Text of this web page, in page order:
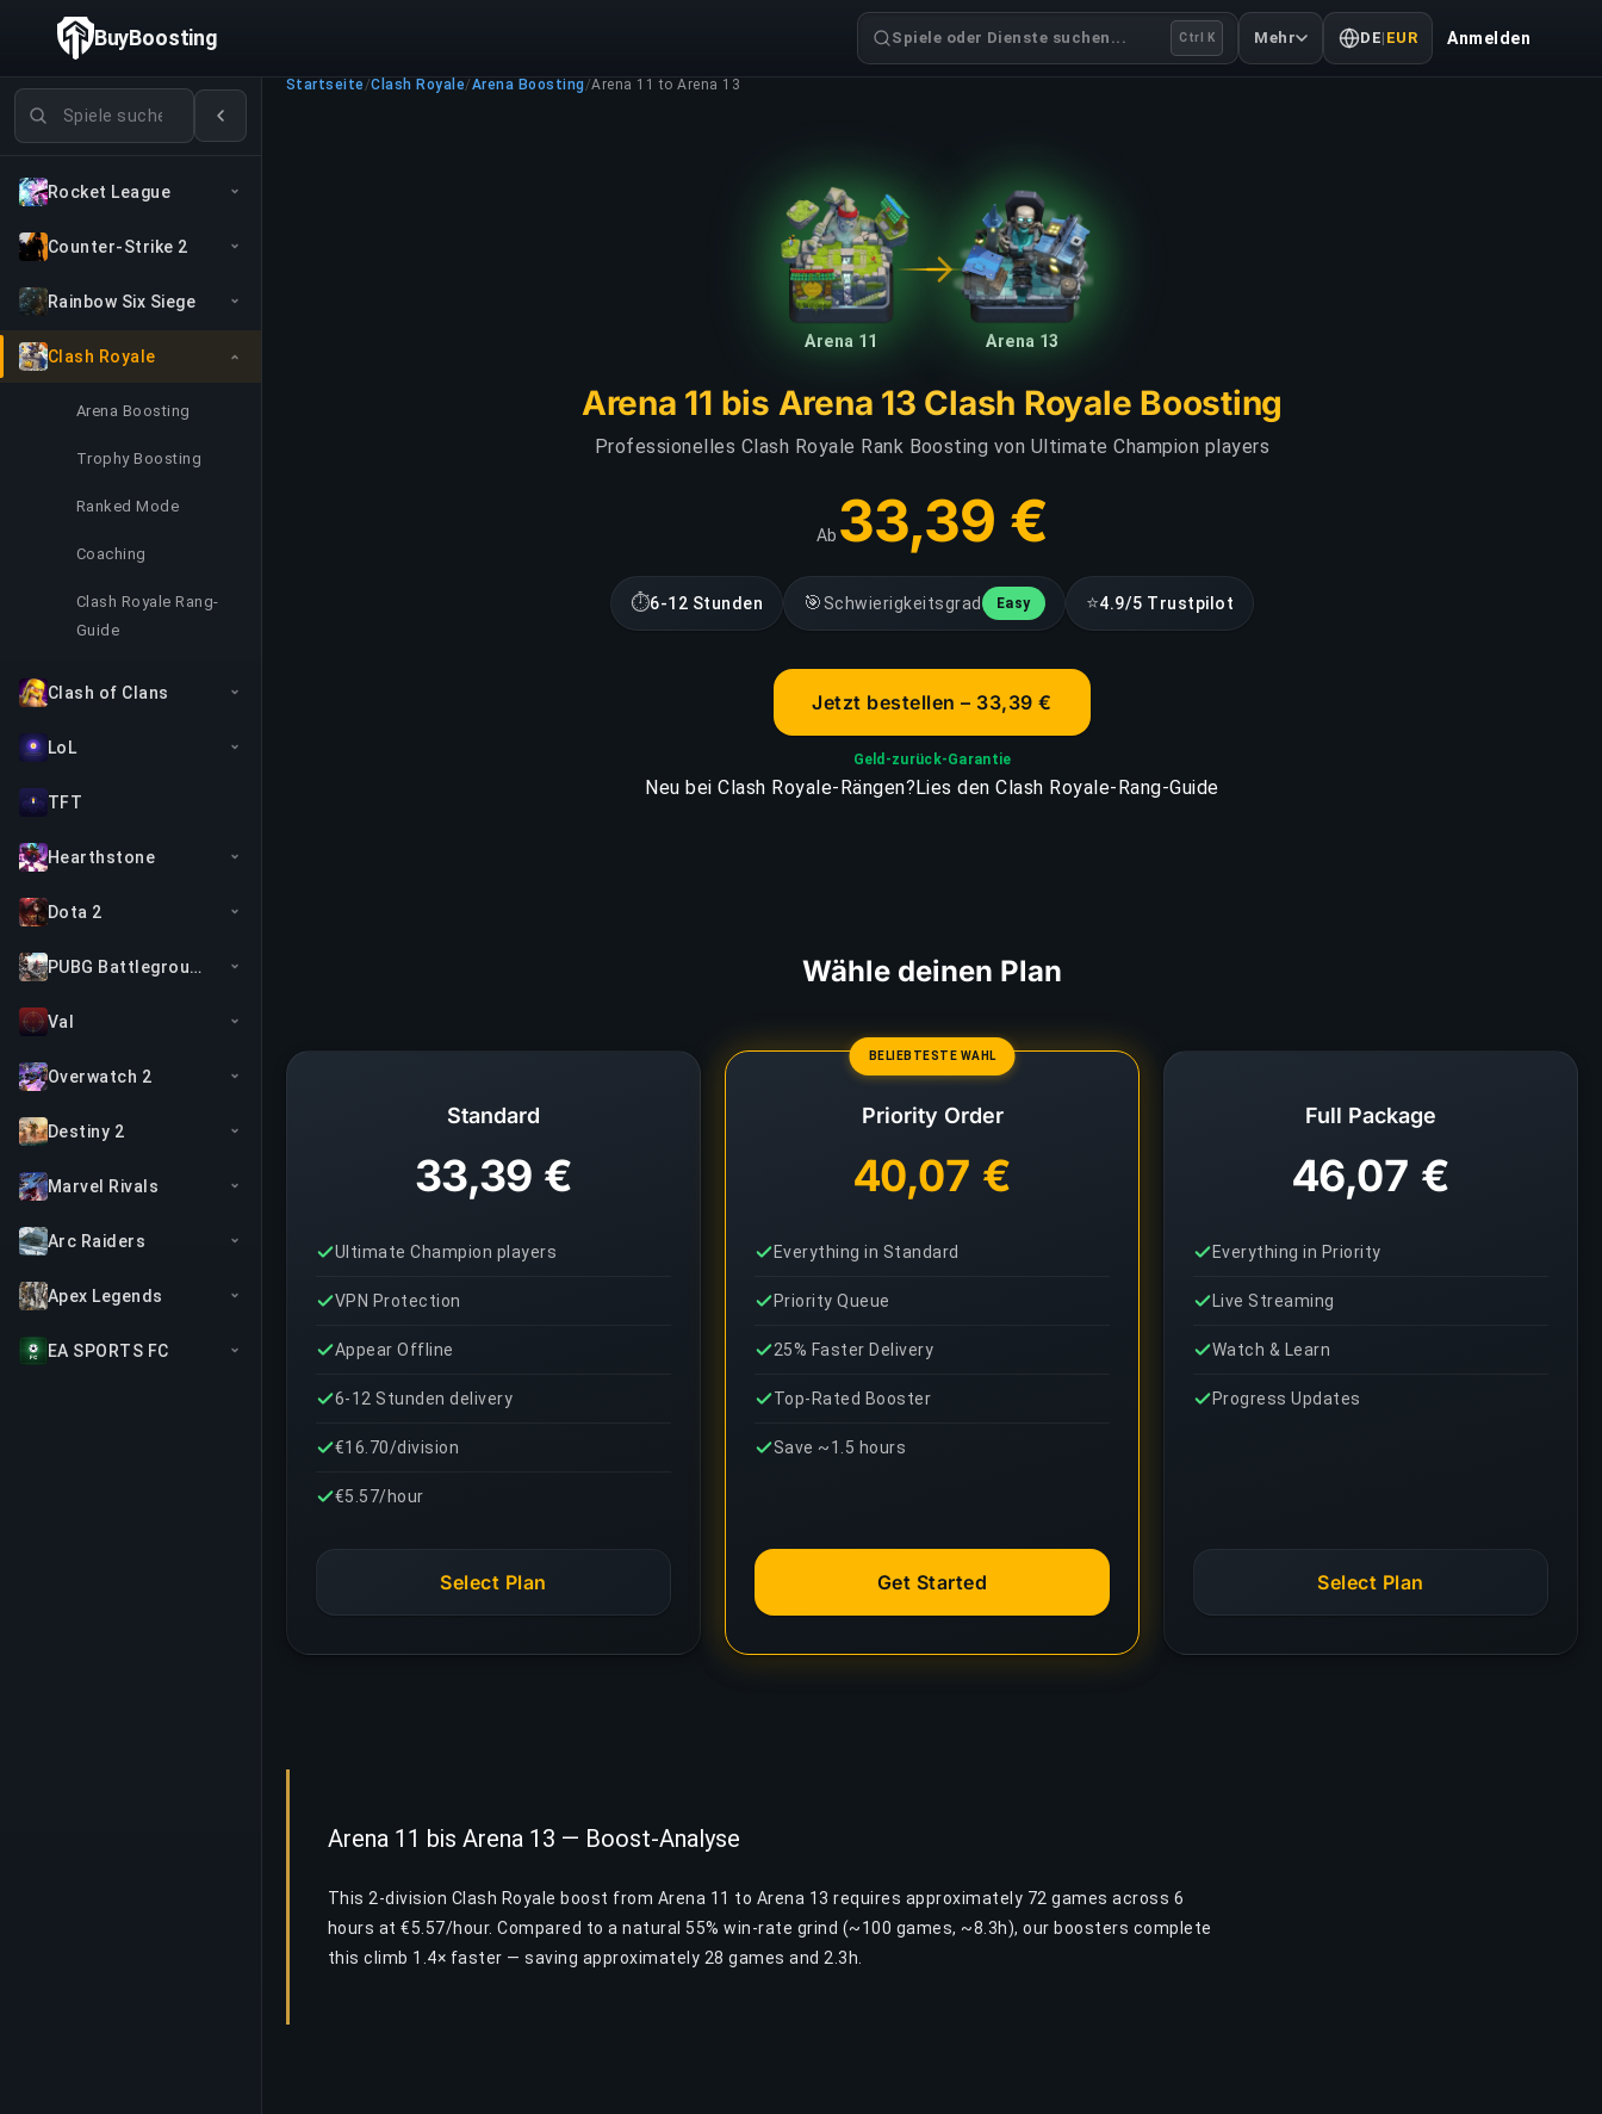
Spiele suchen
Rocket League
Counter-Strike 2
Rainbow Six Siege
Clash Royale
Arena Boosting
Trophy Boosting
Ranked Mode
Coaching
Clash Royale Rang-
Guide
Clash of Clans
LoL
TFT
Hearthstone
Dota 2
PUBG Battlegrounds
Val
Overwatch 2
Destiny 2
Marvel Rivals
Arc Raiders
Apex Legends
EA SPORTS FC
BuyBoosting Spiele oder Dienste suchen... Ctrl K Mehr DE| EUR Anmelden
Startseite/Clash Royale/Arena Boosting/Arena 11 to Arena 13
Arena 11 Arena 13
Arena 11 bis Arena 13 Clash Royale Boosting
Professionelles Clash Royale Rank Boosting von Ultimate Champion players
Ab 33,39 €
⏱6-12 Stunden 🎯 Schwierigkeitsgrad Easy ⭐4.9/5 Trustpilot
Jetzt bestellen – 33,39 €
Geld-zurück-Garantie
Neu bei Clash Royale-Rängen?Lies den Clash Royale-Rang-Guide
Wähle deinen Plan
Standard
33,39 €
Ultimate Champion players
VPN Protection
Appear Offline
6-12 Stunden delivery
€16.70/division
€5.57/hour
Select Plan
BELIEBTESTE WAHL
Priority Order
40,07 €
Everything in Standard
Priority Queue
25% Faster Delivery
Top-Rated Booster
Save ~1.5 hours
Get Started
Full Package
46,07 €
Everything in Priority
Live Streaming
Watch & Learn
Progress Updates
Select Plan
Arena 11 bis Arena 13 — Boost-Analyse
This 2-division Clash Royale boost from Arena 11 to Arena 13 requires approximately 72 games across 6
hours at €5.57/hour. Compared to a natural 55% win-rate grind (~100 games, ~8.3h), our boosters complete
this climb 1.4× faster — saving approximately 28 games and 2.3h.